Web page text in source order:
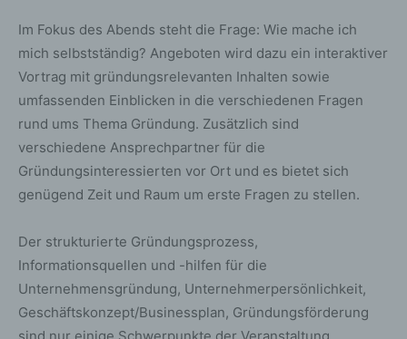
Im Fokus des Abends steht die Frage: Wie mache ich
mich selbstständig? Angeboten wird dazu ein interaktiver
Vortrag mit gründungsrelevanten Inhalten sowie
umfassenden Einblicken in die verschiedenen Fragen
rund ums Thema Gründung. Zusätzlich sind
verschiedene Ansprechpartner für die
Gründungsinteressierten vor Ort und es bietet sich
genügend Zeit und Raum um erste Fragen zu stellen.
Der strukturierte Gründungsprozess,
Informationsquellen und -hilfen für die
Unternehmensgründung, Unternehmerpersönlichkeit,
Geschäftskonzept/Businessplan, Gründungsförderung